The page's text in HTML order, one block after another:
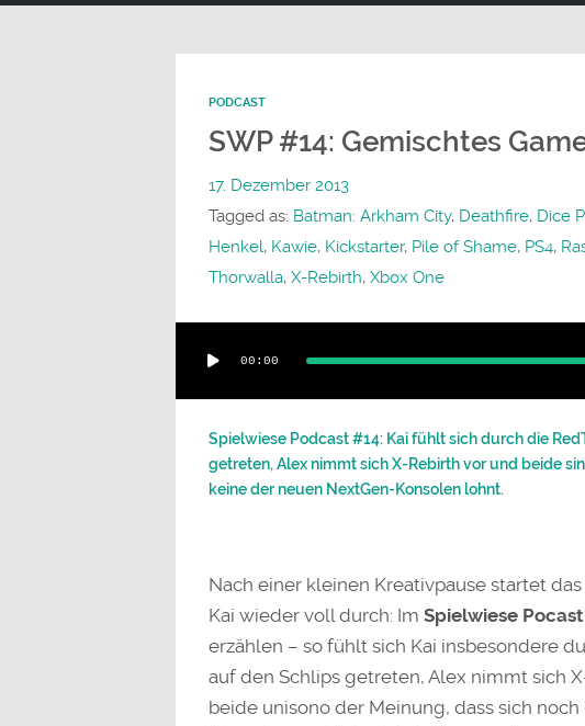
PODCAST
SWP #14: Gemischtes
17. Dezember 2013
Tagged as: Batman: Arkham City, Deathfire, Dice
Henkel, Kawie, Kickstarter, Pile of Shame, PS4,
Thorwalla, X-Rebirth, Xbox One
Player
00:00
Spielwiese Podcast #14: Kai fühlt sich durch die
getreten, Alex nimmt sich X-Rebirth vor und beide
keine der neuen NextGen-Konsolen lohnt.
Nach einer kleinen Kreativpause startet
Kai wieder voll durch: Im Spielwiese
erzählen – so fühlt sich Kai insbesondere
auf den Schlips getreten, Alex nimmt sich
beide unisono der Meinung, dass sich